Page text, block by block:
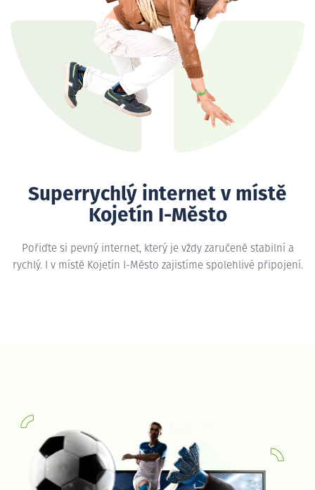
Superrychlý internet v místě
Kojetín I-Město
Pořiďte si pevný internet, který je vždy zaručeně stabilní a
rychlý. I v místě Kojetín I-Město zajistíme spolehlivé připojení.